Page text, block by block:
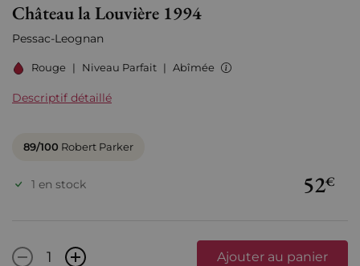
Château la Louvière 1994
Pessac-Leognan
Rouge | Niveau Parfait | Abîmée
Descriptif détaillé
89/100 Robert Parker
52€
1 en stock
- + Ajouter au panier